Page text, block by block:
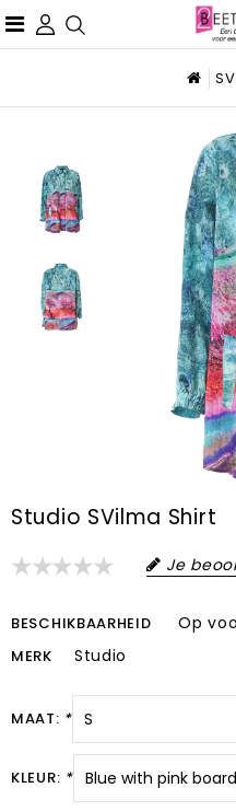
Studio SVilma Shirt
Je
BESCHIKBAARHEID Op
MERK Studio
MAAT: *
KLEUR: *